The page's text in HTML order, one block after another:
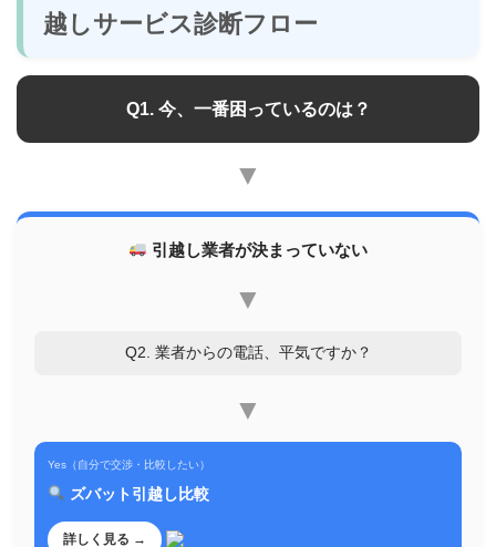
越しサービス診断フロー
Q1. 今、一番困っているのは？
▼
引越し業者が決まっていない
▼
Q2. 業者からの電話、平気ですか？
▼
Yes（自分で交渉・比較したい）
ズバット引越し比較
詳しく見る →